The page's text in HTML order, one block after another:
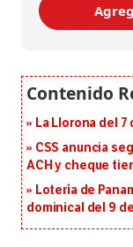
La Llorona del
CSS anuncia
ACH y cheque
Lotería de
dominical del 9